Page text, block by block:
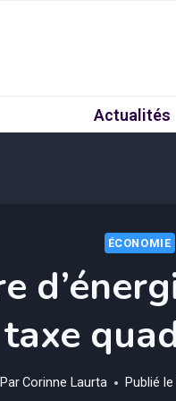
Actualités
ÉCONOMIE
taxe
ParCorinne Laurta Publié le